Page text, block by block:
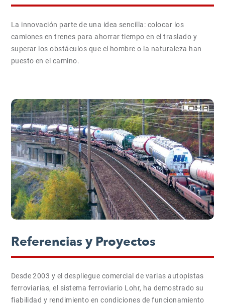
La innovación parte de una idea sencilla: colocar los
camiones en trenes para ahorrar tiempo en el traslado y
superar los obstáculos que el hombre o la naturaleza han
puesto en el camino.
Referencias y Proyectos
Desde 2003 y el despliegue comercial de varias autopistas
ferroviarias, el sistema ferroviario Lohr, ha demostrado su
fiabilidad y rendimiento en condiciones de funcionamiento